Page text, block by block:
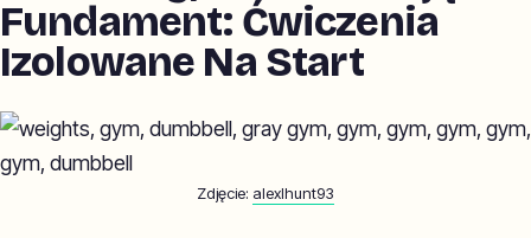
Fundament: Ćwiczenia
Izolowane Na Start
Zdjęcie: alexlhunt93